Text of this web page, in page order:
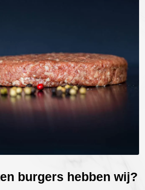
burgers hebben wij?